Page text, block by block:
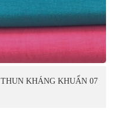
THUN KHÁNG KHUẨN 07